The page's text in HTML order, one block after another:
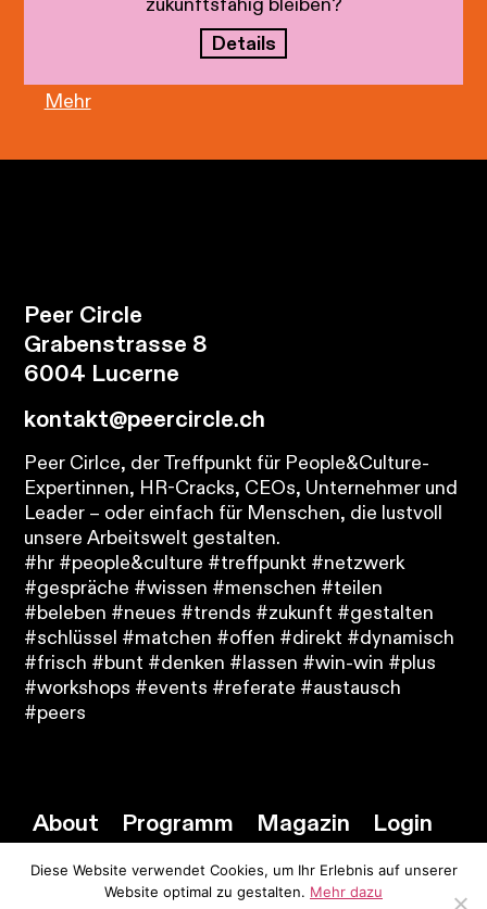
Details
Mehr
Peer Circle
Grabenstrasse 8
6004 Lucerne
kontakt@peercircle.ch
Peer Cirlce, der Treffpunkt für People&Culture-
Expertinnen, HR-Cracks, CEOs, Unternehmer und
Leader – oder einfach für Menschen, die lustvoll
unsere Arbeitswelt gestalten.
#hr #people&culture #treffpunkt #netzwerk
#gespräche #wissen #menschen #teilen
#beleben #neues #trends #zukunft #gestalten
#schlüssel #matchen #offen #direkt #dynamisch
#frisch #bunt #denken #lassen #win-win #plus
#workshops #events #referate #austausch
#peers
About Programm Magazin Login
Diese Website verwendet Cookies, um Ihr Erlebnis auf unserer
Website optimal zu gestalten. Mehr dazu